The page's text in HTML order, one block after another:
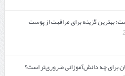
بهترین گزینه برای مراقبت از پوست
برای چه دانش‌آموزانی ضروری‌تر است؟